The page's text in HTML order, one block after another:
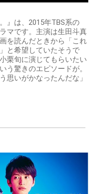
』は、2015年TBS系の
マです。主演は生田斗真
を読んだときから「これ
と希望していたそうで
栗旬に演じてもらいたい
う驚きのエピソードが。
思いがかなったんだな」